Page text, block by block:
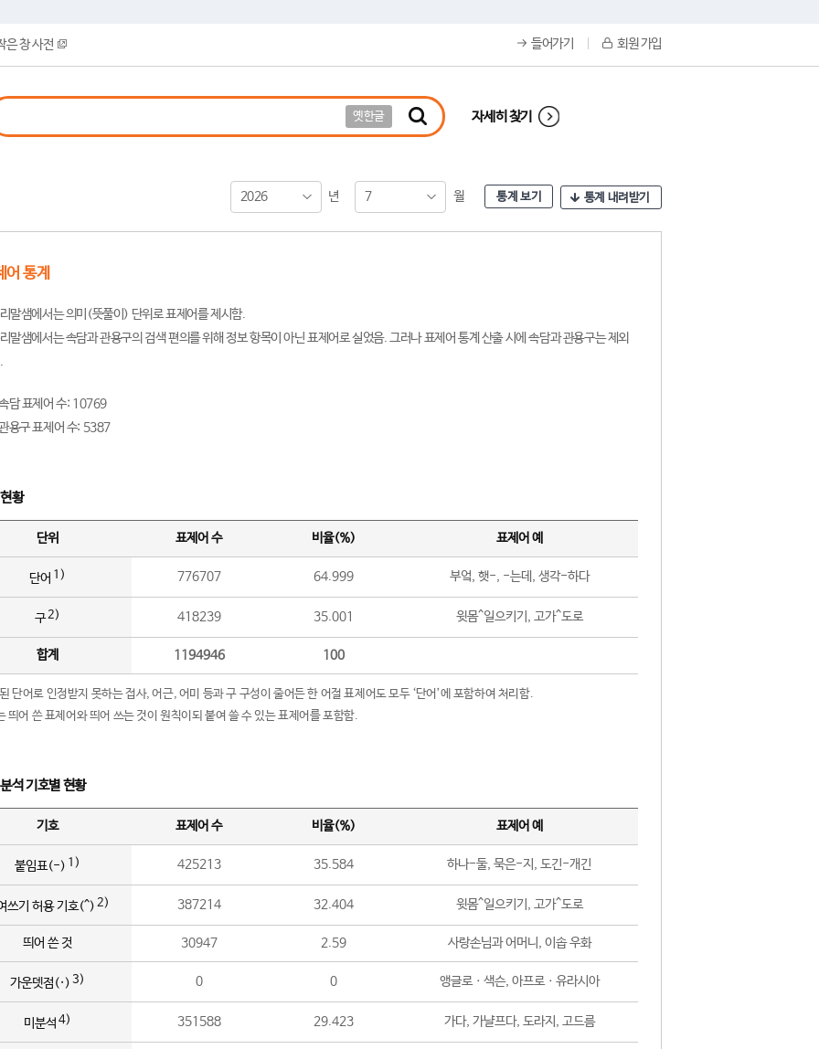
은 창 사전 들어가기 회원 가입
옛한글 자세히 찾기
2026 년 7 월 통계 보기 통계 내려받기
어 통계
말샘에서는 의미(뜻풀이) 단위로 표제어를 제시함.
말샘에서는 속담과 관용구의 검색 편의를 위해 정보 항목이 아닌 표제어로 실었음. 그러나 표제어 통계 산출 시에 속담과 관용구는 제외
담 표제어 수: 10769
용구 표제어 수: 5387
황
단위 표제어 수 비율(%) 표제어 예
단어 1) 776707 64.999 부엌, 햇-, -는데, 생각-하다
구2) 418239 35.001 윗몸^일으키기, 고가^도로
합계 1194946 100
단어로 인정받지 못하는 접사, 어근, 어미 등과 구 구성이 줄어든 한 어절 표제어도 모두 ‘단어’에 포함하여 처리함.
띄어 쓴 표제어와 띄어 쓰는 것이 원칙이되 붙여 쓸 수 있는 표제어를 포함함.
석 기호별 현황
기호 표제어 수 비율(%) 표제어 예
붙임표(-) 1) 425213 35.584 하나-둘, 묵은-지, 도긴-개긴
쓰기 허용 기호(^) 2) 387214 32.404 윗몸^일으키기, 고가^도로
띄어 쓴 것 30947 2.59 사랑손님과 어머니, 이솝 우화
가운뎃점(·) 3) 0 0 앵글로ㆍ색슨, 아프로ㆍ유라시아
미분석 4) 351588 29.423 가다, 가냘프다, 도라지, 고드름